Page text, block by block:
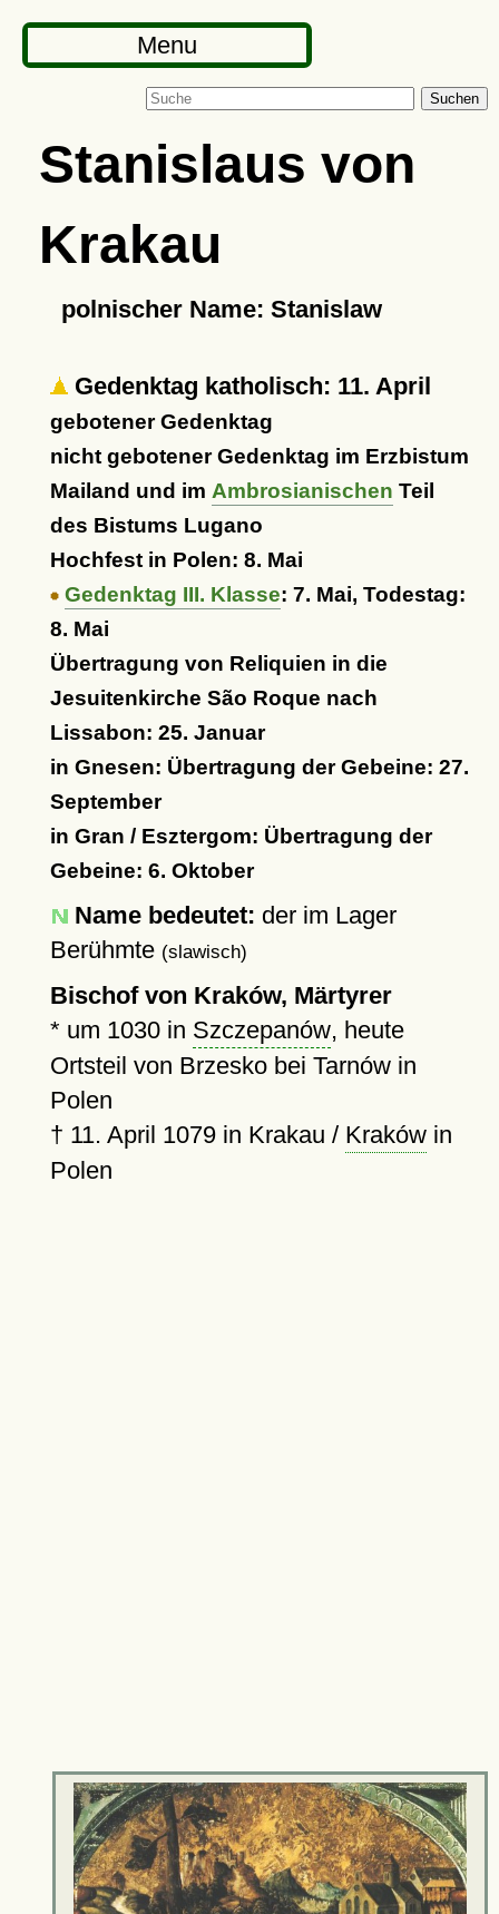
Menu
Suchen
Stanislaus von
Krakau
polnischer Name: Stanislaw
Gedenktag katholisch: 11. April
gebotener Gedenktag
nicht gebotener Gedenktag im Erzbistum
Mailand und im Ambrosianischen Teil
des Bistums Lugano
Hochfest in Polen: 8. Mai
Gedenktag III. Klasse: 7. Mai, Todestag:
8. Mai
Übertragung von Reliquien in die
Jesuitenkirche São Roque nach
Lissabon: 25. Januar
in Gnesen: Übertragung der Gebeine: 27.
September
in Gran / Esztergom: Übertragung der
Gebeine: 6. Oktober
Name bedeutet: der im Lager
Berühmte (slawisch)
Bischof von Kraków, Märtyrer
* um 1030in Szczepanów, heute
Ortsteil von Brzesko bei Tarnów in
Polen
† 11. April 1079in Krakau / Krakówin
Polen